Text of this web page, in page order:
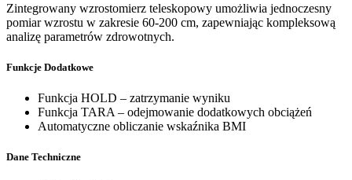
Zintegrowany wzrostomierz teleskopowy umożliwia jednoczesny
pomiar wzrostu w zakresie 60-200 cm, zapewniając kompleksową
analizę parametrów zdrowotnych.
Funkcje Dodatkowe
Funkcja HOLD – zatrzymanie wyniku
Funkcja TARA – odejmowanie dodatkowych obciążeń
Automatyczne obliczanie wskaźnika BMI
Dane Techniczne